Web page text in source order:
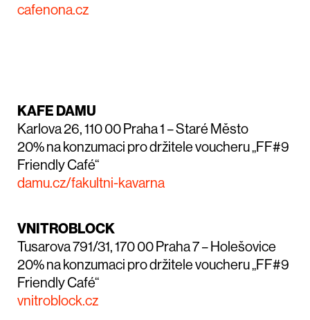
cafenona.cz
KAFE DAMU
Karlova 26, 110 00 Praha 1 – Staré Město
20% na konzumaci pro držitele voucheru „FF#9
Friendly Café“
damu.cz/fakultni-kavarna
VNITROBLOCK
Tusarova 791/31, 170 00 Praha 7 – Holešovice
20% na konzumaci pro držitele voucheru „FF#9
Friendly Café“
vnitroblock.cz